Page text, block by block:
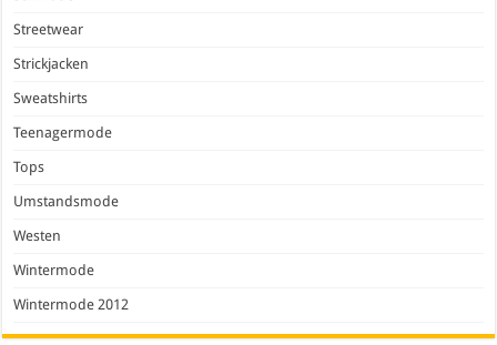
Streetwear
Strickjacken
Sweatshirts
Teenagermode
Tops
Umstandsmode
Westen
Wintermode
Wintermode 2012